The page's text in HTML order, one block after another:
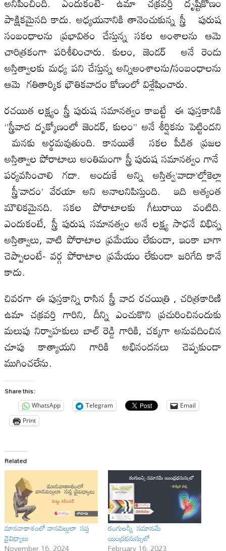
పాక్షికమైనది కాదు. అధ్యయనానికి తానెంచుకున్న స్త్రీ పురుష
సంబంధాలను ప్రభావితం చేస్తున్న సకల అంశాలను ఆమె
చారిత్రకంగా పరిశీలించారు. కులం, జెండర్ అనే రెండు
అస్తిత్వాలకు మధ్య పని చేస్తున్న అన్నిఅంశాలను/సంబంధాలను
ఆమె గతితార్కిక భౌతికవాదం కోణంలో విశ్లేషించారు.
రచయిత లక్ష్యం స్త్రీ పురుష సమానత్వం కాబట్టే ఈ పుస్తకానికి
‘’స్త్రీవాద దృక్కోణంలో జెండర్, కులం’’ అనే శీర్షికను పెట్టిందని
మనకు అర్థమవుతుంది. కానయితే సకల పీడిత ప్రజల
అస్తిత్వాల పోరాటాలు అంతిమంగా స్త్రీ పురుష సమానత్వం గానే
పర్యవసించాలి గదా. అందుకే అన్ని అస్తిత్వ‘వాదా’ల్లోకెల్లా
స్త్రీ’వాదం’ వేరయా అని అనాలనిపిస్తుంది. ఇది అత్యంత
మౌలికమైనది. సకల పోరాటాలకు గీటురాయి వంటిది.
ఎందుకంటే, స్త్రీ పురుష సమానత్వం అనే లక్ష్య సాధనే విభిన్న
అస్తిత్వాలు, వాటి పోరాటాల ప్రమేయం లేకుండా, ఇంకా బాగా
చెప్పాలంటే- వర్గ పోరాటాల ప్రమేయం లేకుండా జరిగేది కానే
కాదు.
చివరగా ఈ పుస్తకాన్ని రాసిన స్త్రీ వాద రచయిత్రి , చరిత్రకారిణి
ఉమా చక్రవర్తి గారిని, దీన్ని ఎంచుకొని ప్రచురించినందుకు
మలుపు నిర్వాహకులు బాల్ రెడ్డి గారికి, చక్కగా అనువదించిన
చూపు కాత్యాయని గారికి అభినందనలు చెప్పకుండా
ముగించలేను.
Share this:
WhatsApp Telegram
Email
Print
Related
మానవాకాశంలో వానవిల్లులా సప్త
వైవిధ్యాలు
రంగులన్నీ సమానమే
యింద్రధనుస్సులో